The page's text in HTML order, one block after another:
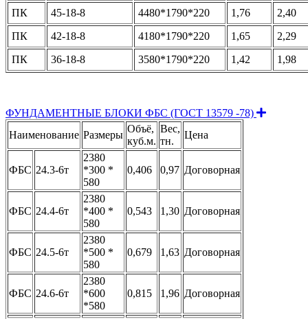
ПК
45-18-8 4480*1790*220 1,76
2,40
ПК
42-18-8 4180*1790*220 1,65
2,29
ПК
36-18-8 3580*1790*220 1,42 1,98
ФУНДАМЕНТНЫЕ БЛОКИ ФБС (ГОСТ 13579 -78) Expand
Наименование Размеры
Объё,
куб.м.
Вес,
тн.
Цена
ФБС 24.3-6т
2380
*300 *
580
0,406 0,97 Договорная
ФБС 24.4-6т
2380
*400 *
580
0,543 1,30 Договорная
ФБС 24.5-6т
2380
*500 *
580
0,679 1,63 Договорная
ФБС 24.6-6т
2380
*600
*580
0,815 1,96 Договорная